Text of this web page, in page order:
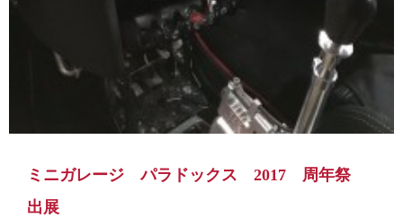
ミニガレージ パラドックス 2017 周年祭
出展